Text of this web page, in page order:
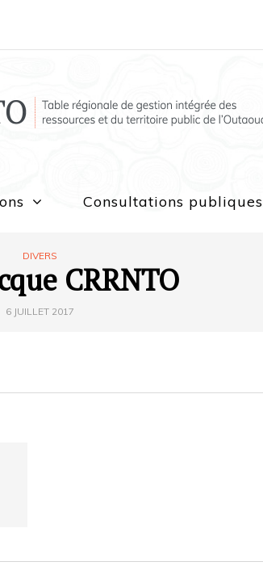
Consultations publiques
DIVERS
CRRNTO
6 JUILLET 2017